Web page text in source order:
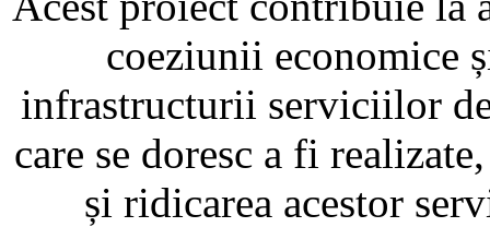
coeziunii economice
infrastructurii serviciilor
care se doresc a fi
și ridicarea acestor